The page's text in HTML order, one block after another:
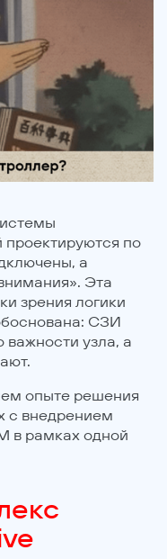
по
а
Эта
зрения логики
СЗИ
узла, а
опыте решения
с внедрением
в рамках одной